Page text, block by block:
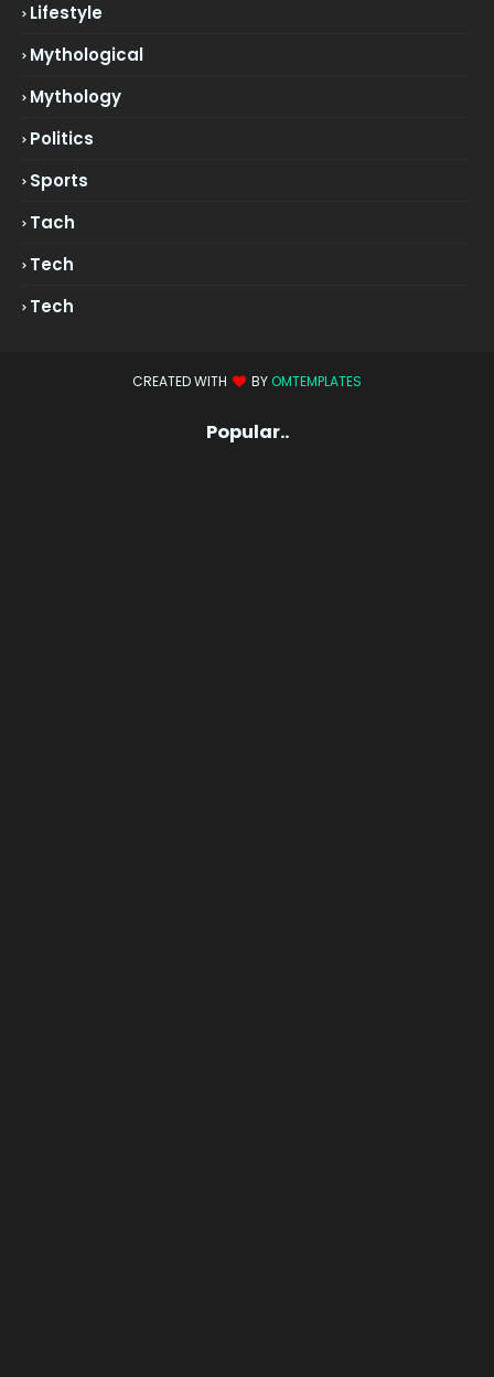
Lifestyle
Mythological
Mythology
Politics
Sports
Tach
Tech
Tech
CREATED WITH BY OMTEMPLATES
Popular..